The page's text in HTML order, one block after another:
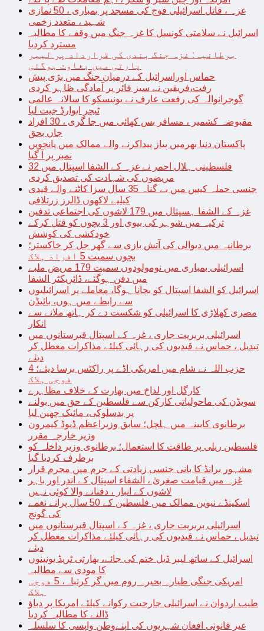
غزہ ، قاتل اسرائیلی فوج کی مسجد پر بمباری ، 50 نمازی
شہید ، متعدد زخمی
اسرائیل نے سلامتی کونسل کا غزہ جنگ میں وقفے کا مطالبہ
مسترد کردیا
برطانیہ: غزہ جنگ بندی کی قرارداد پر لیبر
پارٹی میں بغاوت ہوگئی
حماس اوراسرائیل کے درمیان جنگ میں بڑی پیش
رفت،فریقین نے سیز فائر پر آمادگی ظاہر کردی
گوجرانوالہ کی رفعت عارف نے یونیسکو کا سالانہ عالمی
ٹیچر ایوارڈ جیت لیا
مقبوضہ کشمیر ، مسافر بس کھائی میں جا گری ، 30 افراد
جاں بحق
پاکستان دنیا بھرمیں پیاز پیداکرنے والے ممالک میں پانچویں
نمبر پر آ گیا
فلسطینی ہلال احمر نے غزہ کے الشفا اسپتال میں 32
مریضوں کی شہادت کی تصدیق کردی
جنسی حملہ کیس میں بے گناہ 35 سال سزا کاٹنے والے قیدی
کیلیے لاکھوں ڈالرز زرتلافی
غزہ کے الشفا ہسپتال میں 179 لاشوں کی اجتماعی تدفین
ترکیہ میں شوہر کی بیوی اور 3 بچوں کو قتل کرکے
خودکشی کی کوشش
برطانیہ میں دیوالی کی آتش بازی سے گھر جل کر خاکستر؛
بچوں سمیت 5 افراد ہلاک
اسرائیلی بمباری میں نومولودوں سمیت 179 مریض ملبے
میں دفن ہوگئے، ڈائریکٹر الشفا
اسرائیل کو الشفا اسپتال کو بچانا ہوگا، معاملے پر اسرائیلیوں
سے رابطے میں ہوں، بائیڈن
مصری کھلاڑی کا اسرائیلی کو شکست دے کر ہاتھ ملانے سے
انکار
اسرائیلی بربریت جاری ، غزہ کے اسپتال قبرستانوں میں
تبدیل ، حماس نے قیدیوں کی رہائی کیلئے مذاکرات معطل کر
دیئے
حزب اللہ نے شام میں امریکی اڈے پر راکٹس برسا دیئے؛ 4
فوجی ہلاک
کارگل اور لداخ میں بھارت کے خلاف مظاہرے
سویڈن کی ماحولیاتی کارکن سے فلسطین کے حق میں بولنے
پر بدسلوکی، مائیک چھین لیا
برطانوی کابینہ میں ہلچل؛ سابق وزیراعظم ڈیوڈ کیمرون
وزیر خارجہ مقرر
فلسطین ریلی پر طاقت کا استعمال؛ برطانوی وزیر داخلہ کو
برطرف کردیا گیا
مشہور برانڈ کا بانی جنسی زیادتی کے جرم میں مجرم قرار
غزہ میں قیامت صغریٰ ، الشفاء اسپتال کے اندر اور باہر
لاشوں کے انبار ، دفنانے والا کوئی نہیں
اسکینڈے نیوین ممالک میں فلسطین کے 50 سال پرانے نغمے
کی گونج
اسرائیلی بربریت جاری ، غزہ کے اسپتال قبرستانوں میں
تبدیل ، حماس نے قیدیوں کی رہائی کیلئے مذاکرات معطل کر
دیئے
اسرائیل کے ساتھ لیبر ڈیل ختم کی جائے، بھارتی ٹریڈ یونینوں
کا مودی سے مطالبہ
امریکی جنگی طیارہ بحیرہ روم میں گر کرتباہ، 5 فوجی
ہلاک
طیب اردوان نے اسرائیلی جارحیت رکوانے کیلئے امریکا پر دباؤ
ڈالنے کا مطالبہ کردیا
غیر قانونی افغان شہریوں کی اپنےوطن واپسی کا سلسلہ